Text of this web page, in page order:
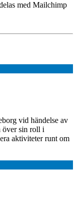
med Mailchimp
vid händelse av
över sin roll i
aktiviteter runt om